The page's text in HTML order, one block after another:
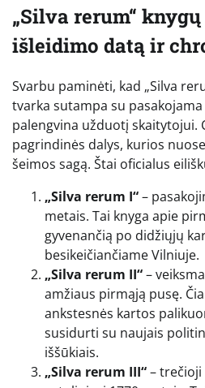
„Silva rerum“
išleidimo datą ir
Svarbu paminėti, kad „Silva
tvarka sutampa su
palengvina užduotį skaitytojui.
pagrindinės dalys, kurios
šeimos sagą. Štai oficialus
„Silva rerum I“–
metais. Tai knyga apie
gyvenančią po didžiųjų
besikeičiančiame Vilniuje.
„Silva rerum II“–
amžiaus pirmąją pusę.
ankstesnės kartos
susidurti su naujais
iššūkiais.
„Silva rerum III“– trečioji